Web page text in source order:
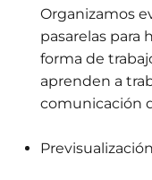
Organizamos
pasarelas para
forma de
aprenden a
comunicación